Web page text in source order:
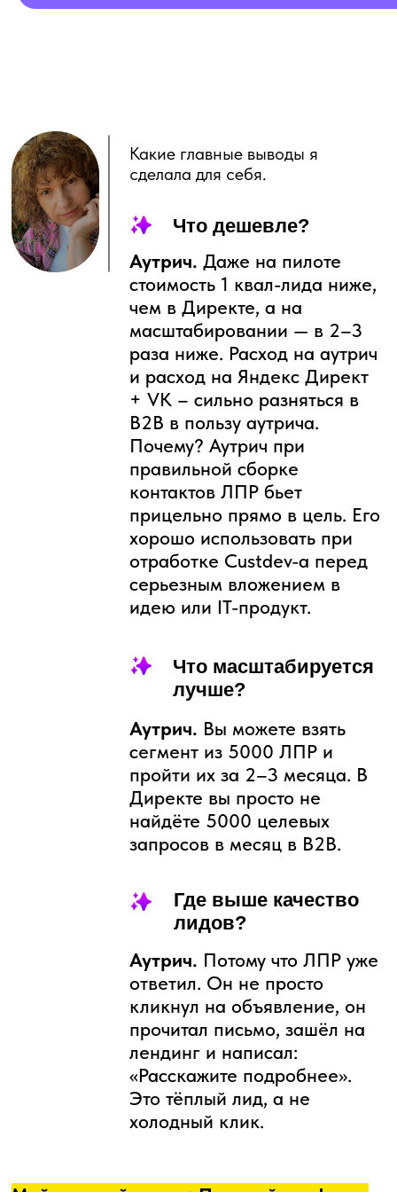
Продукт 2. Аутрич как услуга (лиды под
Сама делаю парсинг, рассылку,
Передаю вам квалифицированных
Вы не погружаетесь в технологию
Стоимость: от 137 000 ₽/мес + сервисы
оплачиваете отдельноза пилот.
Захожу в вашу компанию
Настраиваю процесс, CRM, сервисы
Обучаю ваших сотрудников
Сопровождаю 4–6 месяцев
Вы забираете технологию себе
Стоимость моих услуг: 150 000 ₽/мес +
сервисы оплачиваете отдельно.
ПОЧЕМУ КЛИЕНТУ
ВЫГОДНЕЕ ЗАПЛАТИТЬ
МНЕ, ЧЕМ ПРОБОВАТЬ
Моя экспертиза — это сэкономленные 2–3
сотен тысяч рублей, которые вы не
потратите впустую.
ХОТИТЕ ТАК ЖЕ?
Варианты сотрудничества:
Заказать коммерческое